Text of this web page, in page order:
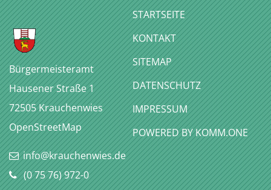
Bürgermeisteramt
Hausener Straße 1
72505Krauchenwies
OpenStreetMap
info@krauchenwies.de
(07576) 972-0
STARTSEITE
KONTAKT
SITEMAP
DATENSCHUTZ
IMPRESSUM
POWERED BY KOMM.ONE